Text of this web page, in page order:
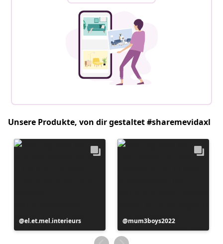
Unsere Produkte, von dir gestaltet #sharemevidaxl
Beitrag
veröffentlicht
el.et.mel.interieurs
Beitrag
veröffentlicht
von
mum3boys2022